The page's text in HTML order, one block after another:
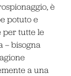
è
potuto e
per tutte le
– bisogna
a una